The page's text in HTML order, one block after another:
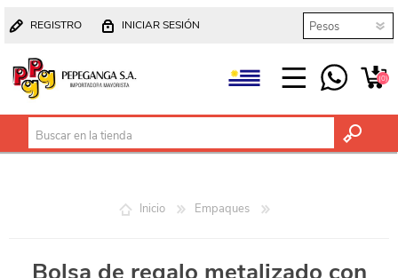
REGISTRO INICIAR SESIÓN
(0)
Inicio Empaques